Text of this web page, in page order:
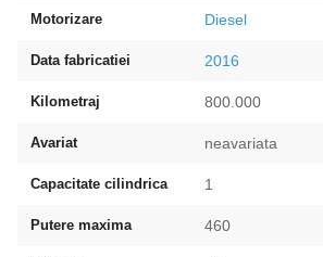
Motorizare Diesel
Data fabricatiei 2016
Kilometraj 800.000
Avariat neavariata
Capacitate cilindrica 1
Putere maxima 460